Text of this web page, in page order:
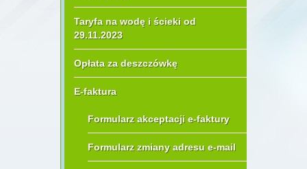
Taryfa na wodę i ścieki od
29.11.2023
Opłata za deszczówkę
E-faktura
Formularz akceptacji e-faktury
Formularz zmiany adresu e-mail